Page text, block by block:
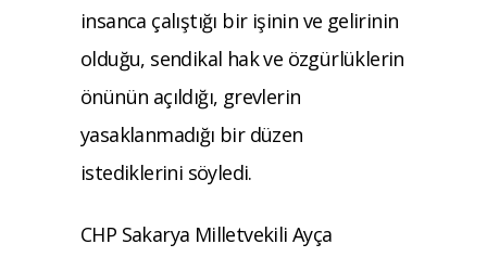
insanca çalıştığı bir işinin ve gelirinin
olduğu, sendikal hak ve özgürlüklerin
önünün açıldığı, grevlerin
yasaklanmadığı bir düzen
istediklerini söyledi.
CHP Sakarya Milletvekili Ayça